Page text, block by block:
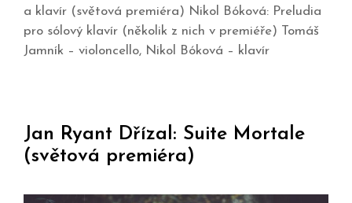
a klavír (světová premiéra) Nikol Bóková: Preludia
pro sólový klavír (několik z nich v premiéře) Tomáš
Jamník – violoncello, Nikol Bóková – klavír
Jan Ryant Dřízal: Suite Mortale
(světová premiéra)